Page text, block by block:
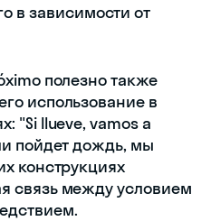
в зависимости от
полезно также
использование в
"Si llueve, vamos a
пойдет дождь, мы
конструкциях
связь между условием